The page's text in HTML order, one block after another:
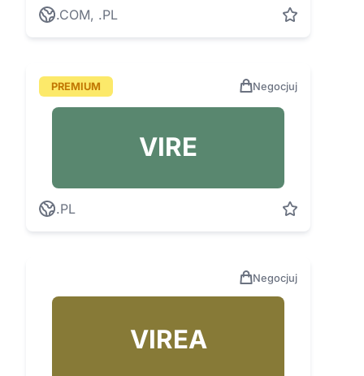
.COM, .PL
PREMIUM Negocjuj
VIRE
.PL
Negocjuj
VIREA